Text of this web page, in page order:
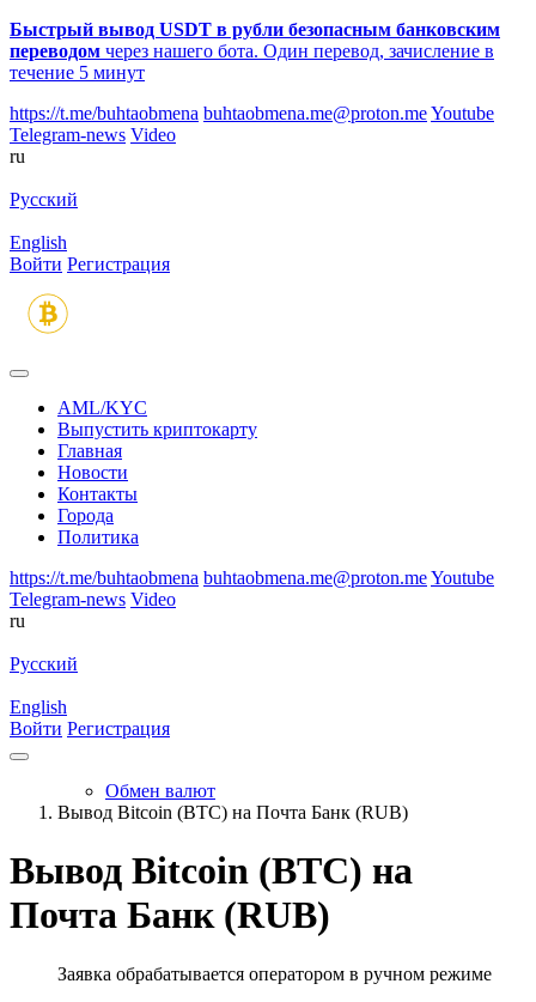
Быстрый вывод USDT в рубли безопасным банковским
переводом через нашего бота. Один перевод, зачисление в
течение 5 минут
https://t.me/buhtaobmena buhtaobmena.me@proton.meYoutube
Telegram-news Video
ru
Русский
English
Войти Регистрация
AML/KYC
Выпустить криптокарту
Главная
Новости
Контакты
Города
Политика
https://t.me/buhtaobmena buhtaobmena.me@proton.meYoutube
Telegram-news Video
ru
Русский
English
Войти Регистрация
Обмен валют
Вывод Bitcoin (BTC) на Почта Банк (RUB)
Вывод Bitcoin (BTC) на
Почта Банк (RUB)
Заявка обрабатывается оператором в ручном режиме